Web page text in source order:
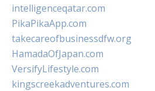
intelligenceqatar.com
PikaPikaApp.com
takecareofbusinessdfw.org
HamadaOfJapan.com
VersifyLifestyle.com
kingscreekadventures.com